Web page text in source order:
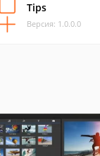
Tips
Версия: 1.0.0.0